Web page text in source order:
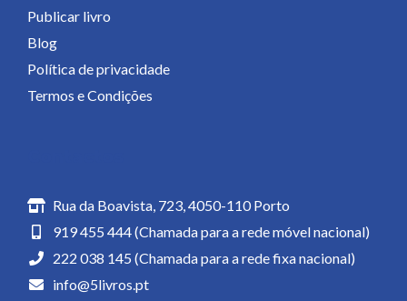
Publicar livro
Blog
Política de privacidade
Termos e Condições
Rua da Boavista, 723, 4050-110 Porto
919 455 444 (Chamada para a rede móvel nacional)
222 038 145 (Chamada para a rede fixa nacional)
info@5livros.pt